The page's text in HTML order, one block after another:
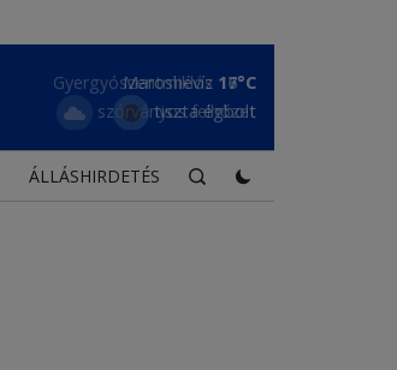
Maroshévíz 17°C
tiszta égbolt
ÁLLÁSHIRDETÉS